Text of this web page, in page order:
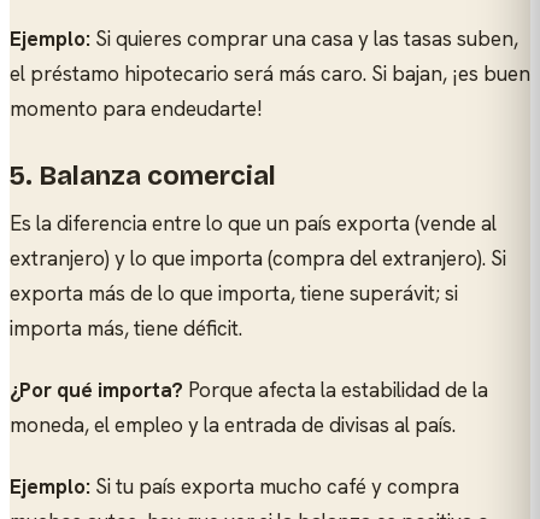
Ejemplo: Si quieres comprar una casa y las tasas suben,
el préstamo hipotecario será más caro. Si bajan, ¡es buen
momento para endeudarte!
5. Balanza comercial
Es la diferencia entre lo que un país exporta (vende al
extranjero) y lo que importa (compra del extranjero). Si
exporta más de lo que importa, tiene superávit; si
importa más, tiene déficit.
¿Por qué importa? Porque afecta la estabilidad de la
moneda, el empleo y la entrada de divisas al país.
Ejemplo: Si tu país exporta mucho café y compra